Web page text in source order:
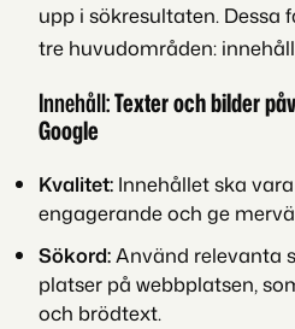
upp i sökresultaten. Dessa
tre huvudområden:
Innehåll:Texter och bilder
Google
Kvalitet: Innehållet ska
engagerande och ge
Sökord:Använd relevanta
platser på webbplatsen,
och brödtext.